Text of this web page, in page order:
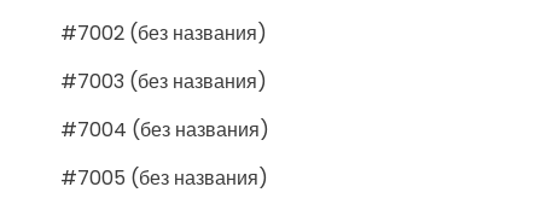
#7002 (без названия)
#7003 (без названия)
#7004 (без названия)
#7005 (без названия)